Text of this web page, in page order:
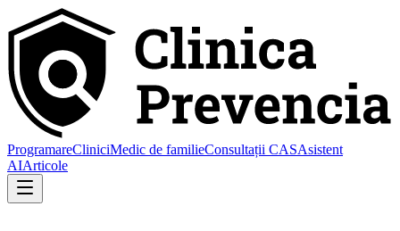
ProgramareCliniciMedic de familieConsultații CASAsistent
AIArticole